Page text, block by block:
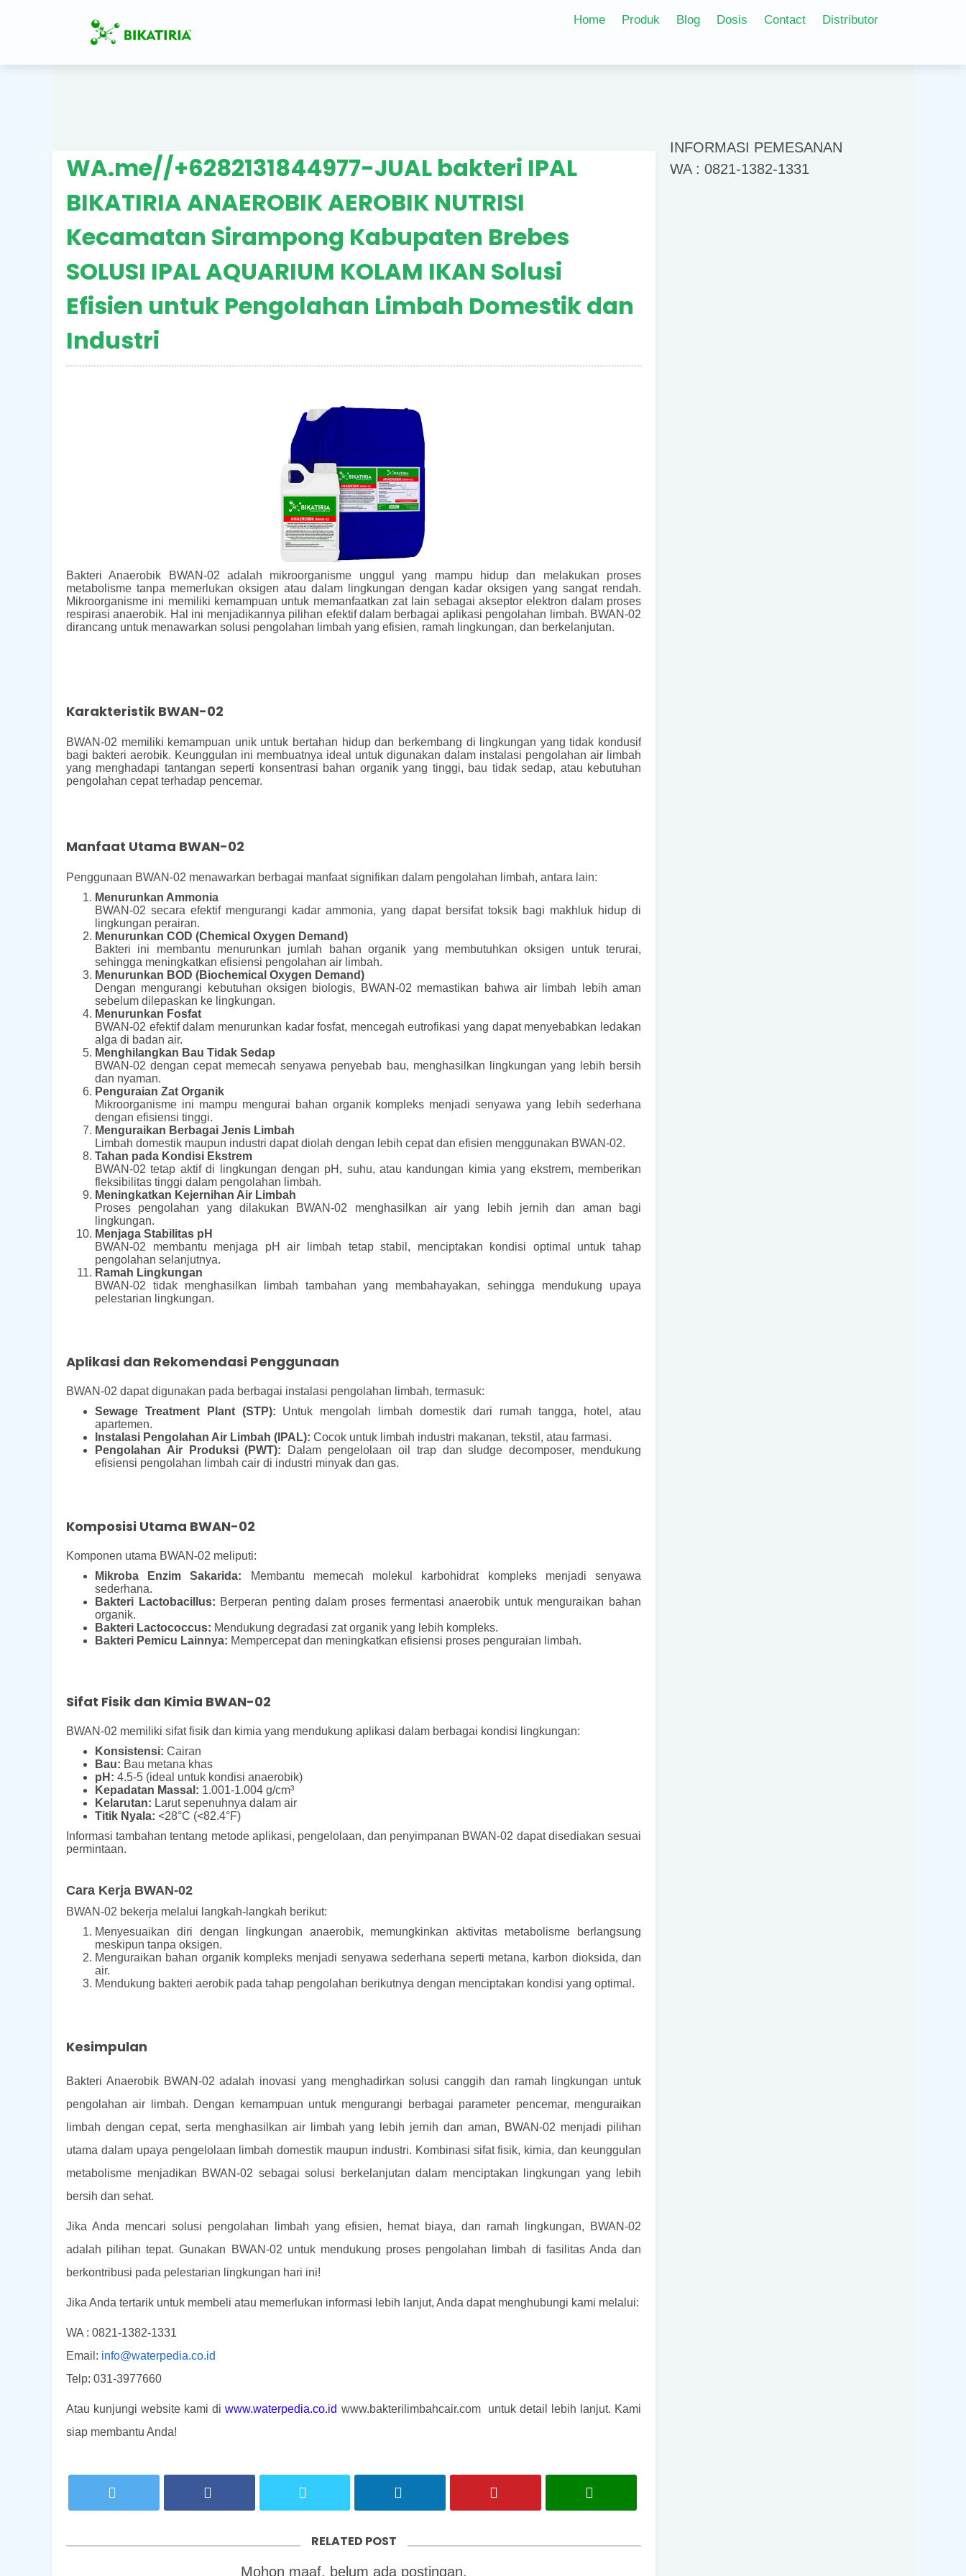
Home Produk Blog Dosis Contact Distributor
WA.me//+6282131844977-JUAL bakteri IPAL
BIKATIRIA ANAEROBIK AEROBIK NUTRISI
Kecamatan Sirampong Kabupaten Brebes
SOLUSI IPAL AQUARIUM KOLAM IKAN Solusi
Efisien untuk Pengolahan Limbah Domestik dan
Industri
Bakteri Anaerobik BWAN-02 adalah mikroorganisme unggul yang mampu hidup dan melakukan proses
metabolisme tanpa memerlukan oksigen atau dalam lingkungan dengan kadar oksigen yang sangat rendah.
Mikroorganisme ini memiliki kemampuan untuk memanfaatkan zat lain sebagai akseptor elektron dalam proses
respirasi anaerobik. Hal ini menjadikannya pilihan efektif dalam berbagai aplikasi pengolahan limbah. BWAN-02
dirancang untuk menawarkan solusi pengolahan limbah yang efisien, ramah lingkungan, dan berkelanjutan.
Karakteristik BWAN-02
BWAN-02 memiliki kemampuan unik untuk bertahan hidup dan berkembang di lingkungan yang tidak kondusif
bagi bakteri aerobik. Keunggulan ini membuatnya ideal untuk digunakan dalam instalasi pengolahan air limbah
yang menghadapi tantangan seperti konsentrasi bahan organik yang tinggi, bau tidak sedap, atau kebutuhan
pengolahan cepat terhadap pencemar.
Manfaat Utama BWAN-02
Penggunaan BWAN-02 menawarkan berbagai manfaat signifikan dalam pengolahan limbah, antara lain:
Menurunkan Ammonia
BWAN-02 secara efektif mengurangi kadar ammonia, yang dapat bersifat toksik bagi makhluk hidup di
lingkungan perairan.
Menurunkan COD (Chemical Oxygen Demand)
Bakteri ini membantu menurunkan jumlah bahan organik yang membutuhkan oksigen untuk terurai,
sehingga meningkatkan efisiensi pengolahan air limbah.
Menurunkan BOD (Biochemical Oxygen Demand)
Dengan mengurangi kebutuhan oksigen biologis, BWAN-02 memastikan bahwa air limbah lebih aman
sebelum dilepaskan ke lingkungan.
Menurunkan Fosfat
BWAN-02 efektif dalam menurunkan kadar fosfat, mencegah eutrofikasi yang dapat menyebabkan ledakan
alga di badan air.
Menghilangkan Bau Tidak Sedap
BWAN-02 dengan cepat memecah senyawa penyebab bau, menghasilkan lingkungan yang lebih bersih
dan nyaman.
Penguraian Zat Organik
Mikroorganisme ini mampu mengurai bahan organik kompleks menjadi senyawa yang lebih sederhana
dengan efisiensi tinggi.
Menguraikan Berbagai Jenis Limbah
Limbah domestik maupun industri dapat diolah dengan lebih cepat dan efisien menggunakan BWAN-02.
Tahan pada Kondisi Ekstrem
BWAN-02 tetap aktif di lingkungan dengan pH, suhu, atau kandungan kimia yang ekstrem, memberikan
fleksibilitas tinggi dalam pengolahan limbah.
Meningkatkan Kejernihan Air Limbah
Proses pengolahan yang dilakukan BWAN-02 menghasilkan air yang lebih jernih dan aman bagi
lingkungan.
Menjaga Stabilitas pH
BWAN-02 membantu menjaga pH air limbah tetap stabil, menciptakan kondisi optimal untuk tahap
pengolahan selanjutnya.
Ramah Lingkungan
BWAN-02 tidak menghasilkan limbah tambahan yang membahayakan, sehingga mendukung upaya
pelestarian lingkungan.
Aplikasi dan Rekomendasi Penggunaan
BWAN-02 dapat digunakan pada berbagai instalasi pengolahan limbah, termasuk:
Sewage Treatment Plant (STP): Untuk mengolah limbah domestik dari rumah tangga, hotel, atau
apartemen.
Instalasi Pengolahan Air Limbah (IPAL): Cocok untuk limbah industri makanan, tekstil, atau farmasi.
Pengolahan Air Produksi (PWT): Dalam pengelolaan oil trap dan sludge decomposer, mendukung
efisiensi pengolahan limbah cair di industri minyak dan gas.
Komposisi Utama BWAN-02
Komponen utama BWAN-02 meliputi:
Mikroba Enzim Sakarida: Membantu memecah molekul karbohidrat kompleks menjadi senyawa
sederhana.
Bakteri Lactobacillus: Berperan penting dalam proses fermentasi anaerobik untuk menguraikan bahan
organik.
Bakteri Lactococcus: Mendukung degradasi zat organik yang lebih kompleks.
Bakteri Pemicu Lainnya: Mempercepat dan meningkatkan efisiensi proses penguraian limbah.
Sifat Fisik dan Kimia BWAN-02
BWAN-02 memiliki sifat fisik dan kimia yang mendukung aplikasi dalam berbagai kondisi lingkungan:
Konsistensi: Cairan
Bau: Bau metana khas
pH: 4.5-5 (ideal untuk kondisi anaerobik)
Kepadatan Massal: 1.001-1.004 g/cm³
Kelarutan: Larut sepenuhnya dalam air
Titik Nyala: <28°C (<82.4°F)
Informasi tambahan tentang metode aplikasi, pengelolaan, dan penyimpanan BWAN-02 dapat disediakan sesuai
permintaan.
Cara Kerja BWAN-02
BWAN-02 bekerja melalui langkah-langkah berikut:
Menyesuaikan diri dengan lingkungan anaerobik, memungkinkan aktivitas metabolisme berlangsung
meskipun tanpa oksigen.
Menguraikan bahan organik kompleks menjadi senyawa sederhana seperti metana, karbon dioksida, dan
air.
Mendukung bakteri aerobik pada tahap pengolahan berikutnya dengan menciptakan kondisi yang optimal.
Kesimpulan
Bakteri Anaerobik BWAN-02 adalah inovasi yang menghadirkan solusi canggih dan ramah lingkungan untuk
pengolahan air limbah. Dengan kemampuan untuk mengurangi berbagai parameter pencemar, menguraikan
limbah dengan cepat, serta menghasilkan air limbah yang lebih jernih dan aman, BWAN-02 menjadi pilihan
utama dalam upaya pengelolaan limbah domestik maupun industri. Kombinasi sifat fisik, kimia, dan keunggulan
metabolisme menjadikan BWAN-02 sebagai solusi berkelanjutan dalam menciptakan lingkungan yang lebih
bersih dan sehat.
Jika Anda mencari solusi pengolahan limbah yang efisien, hemat biaya, dan ramah lingkungan, BWAN-02
adalah pilihan tepat. Gunakan BWAN-02 untuk mendukung proses pengolahan limbah di fasilitas Anda dan
berkontribusi pada pelestarian lingkungan hari ini!
Jika Anda tertarik untuk membeli atau memerlukan informasi lebih lanjut, Anda dapat menghubungi kami melalui:
WA : 0821-1382-1331
Email: info@waterpedia.co.id
Telp: 031-3977660
Atau kunjungi website kami diwww.waterpedia.co.id www.bakterilimbahcair.com untuk detail lebih lanjut. Kami
siap membantu Anda!
RELATED POST
Mohon maaf, belum ada postingan.
INFORMASI PEMESANAN
WA : 0821-1382-1331